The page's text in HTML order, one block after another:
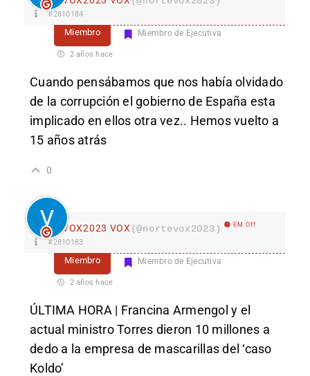
#2810184
Miembro Miembro de Ejecutiva
2 años hace
Cuando pensábamos que nos había olvidado
de la corrupción el gobierno de España esta
implicado en ellos otra vez.. Hemos vuelto a
15 años atrás
0
VOX2023 VOX (@nortevox2023) EM Off
#2810183
Miembro Miembro de Ejecutiva
2 años hace
ÚLTIMA HORA | Francina Armengol y el
actual ministro Torres dieron 10 millones a
dedo a la empresa de mascarillas del ‘caso
Koldo’